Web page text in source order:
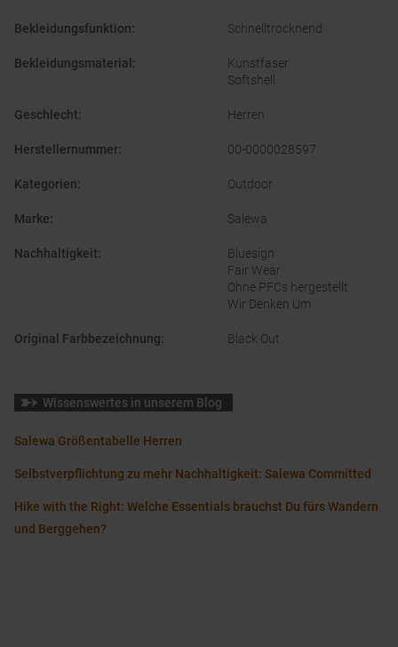
Bekleidungsfunktion: Schnelltrocknend
Bekleidungsmaterial :
Kunstfaser
Softshell
Geschlecht: Herren
Herstellernummer: 00-0000028597
Kategorien: Outdoor
Marke: Salewa
Nachhaltigkeit:
Bluesign
Fair Wear
Ohne PFCs hergestellt
Wir Denken Um
Original Farbbezeichnung: Black Out
Wissenswertes in unserem Blog
Salewa Größentabelle Herren
Selbstverpflichtung zu mehr Nachhaltigkeit: Salewa Committed
Hike with the Right: Welche Essentials brauchst Du fürs Wandern
und Berggehen?